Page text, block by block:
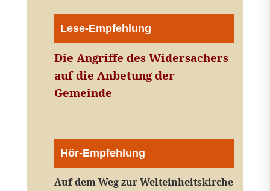
Lese-Empfehlung
Die Angriffe des Widersachers
auf die Anbetung der
Gemeinde
Hör-Empfehlung
Auf dem Weg zur Welteinheitskirche